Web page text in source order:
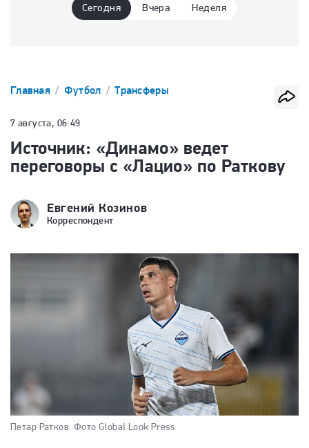
Сегодня Вчера Неделя
Главная Футбол Трансферы
7 августа, 06:49
Источник: «Динамо» ведет
переговоры с «Лацио» по Раткову
Евгений Козинов
Корреспондент
Петар Ратков. Фото Global Look Press